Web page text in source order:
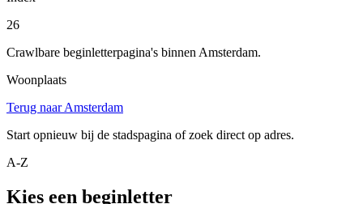
26
Crawlbare beginletterpagina's binnen Amsterdam.
Woonplaats
Terug naar Amsterdam
Start opnieuw bij de stadspagina of zoek direct op adres.
A-Z
Kies een beginletter